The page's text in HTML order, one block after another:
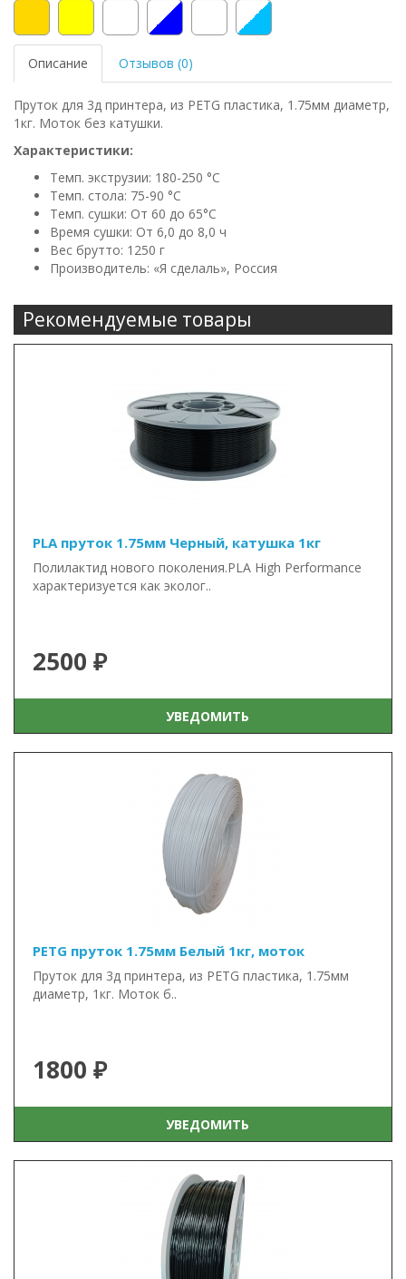
Описание Отзывов (0)
Пруток для 3д принтера, из PETG пластика, 1.75мм диаметр,
1кг. Моток без катушки.
Характеристики:
Темп. экструзии: 180-250 °С
Темп. стола: 75-90 °C
Темп. сушки: От 60 до 65°C
Время сушки: От 6,0 до 8,0 ч
Вес брутто: 1250 г
Производитель: «Я сделаль», Россия
Рекомендуемые товары
PLA пруток 1.75мм Черный, катушка 1кг
Полилактид нового поколения.PLA High Performance
характеризуется как эколог..
2500 ₽
УВЕДОМИТЬ
PETG пруток 1.75мм Белый 1кг, моток
Пруток для 3д принтера, из PETG пластика, 1.75мм
диаметр, 1кг. Моток б..
1800 ₽
УВЕДОМИТЬ